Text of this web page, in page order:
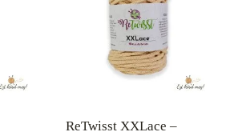
ReTwisst XXLace –